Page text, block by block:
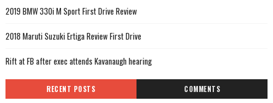
2019 BMW 330i M Sport First Drive Review
2018 Maruti Suzuki Ertiga Review First Drive
Rift at FB after exec attends Kavanaugh hearing
RECENT POSTS COMMENTS